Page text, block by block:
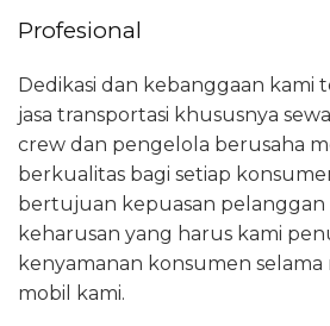
Profesional
Dedikasi dan kebanggaan kami
jasa transportasi khususnya
crew dan pengelola berusaha
berkualitas bagi setiap
bertujuan kepuasan pelanggan
keharusan yang harus kami
kenyamanan konsumen
mobil kami.